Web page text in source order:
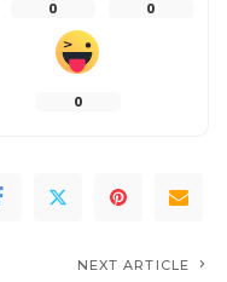
0 0
0
NEXT ARTICLE